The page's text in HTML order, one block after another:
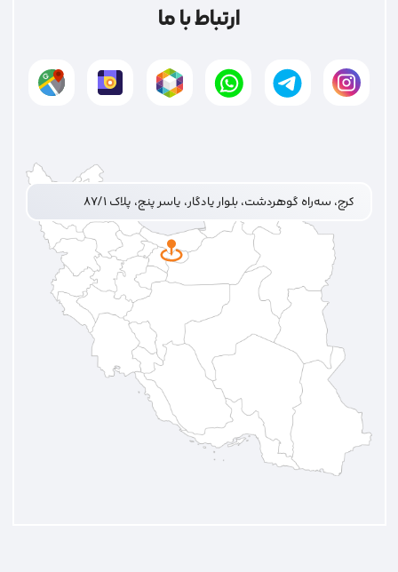
ارتباط با ما
کرج، سه‌راه گوهردشت، بلوار یادگار، یاسر پنج، پلاک ۸۷/۱